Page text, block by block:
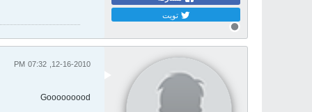
تويت
12-16-2010, 07:32 PM
Gooooooood